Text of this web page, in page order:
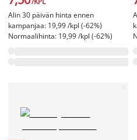
Alin 30 päivän hinta ennen
kampanjaa: 19,99 /kpl (-62%)
Normaalihinta: 19,99 /kpl (-62%)